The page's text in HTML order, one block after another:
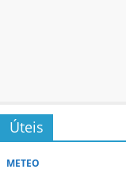
Úteis
METEO